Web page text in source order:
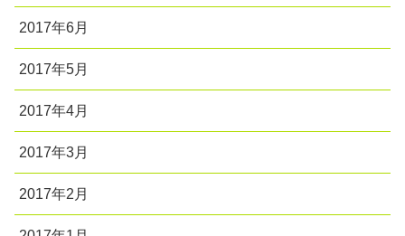
2017年6月
2017年5月
2017年4月
2017年3月
2017年2月